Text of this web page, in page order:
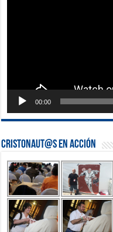
00:00
Cristonaut@s en Acción